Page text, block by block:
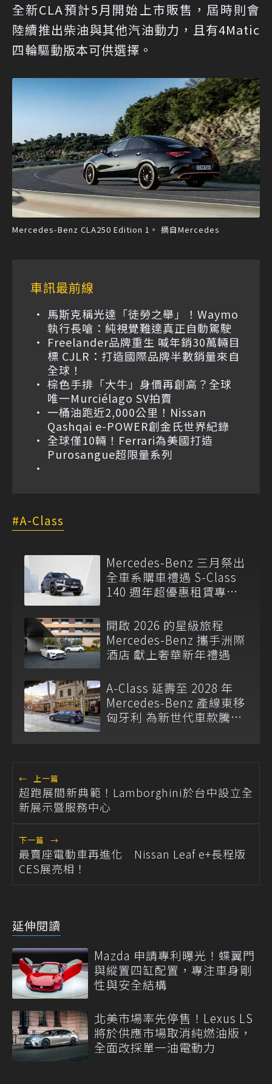
全新CLA預計5月開始上市販售，屆時則會
陸續推出柴油與其他汽油動力，且有4Matic
四輪驅動版本可供選擇。
Mercedes-Benz CLA250 Edition 1。 摘自Mercedes
車訊最前線
馬斯克稱光達「徒勞之舉」！Waymo
執行長嗆：純視覺難達真正自動駕駛
Freelander品牌重生 喊年銷30萬輛目
標 CJLR：打造國際品牌半數銷量來自
全球！
棕色手排「大牛」身價再創高？全球
唯一Murciélago SV拍賣
一桶油跑近2,000公里！Nissan
Qashqai e-POWER創金氏世界紀錄
全球僅10輛！Ferrari為美國打造
Purosangue超限量系列
A-Class
Mercedes-Benz 三月祭出
全車系購車禮遇 S-Class
140 週年超優惠租賃專案
開啟 2026 的星級旅程
Mercedes-Benz 攜手洲際
酒店 獻上奢華新年禮遇
A-Class 延壽至 2028 年
Mercedes-Benz 產線東移
匈牙利 為新世代車款騰出
← 上一篇
超跑展間新典範！Lamborghini於台中設立全
新展示暨服務中心
下一篇 →
最賣座電動車再進化 Nissan Leaf e+長程版
CES展亮相！
延伸閱讀
Mazda 申請專利曝光！蝶翼門
與縱置四缸配置，專注車身剛
性與安全結構
北美市場率先停售！Lexus LS
將於供應市場取消純燃油版，
全面改採單一油電動力